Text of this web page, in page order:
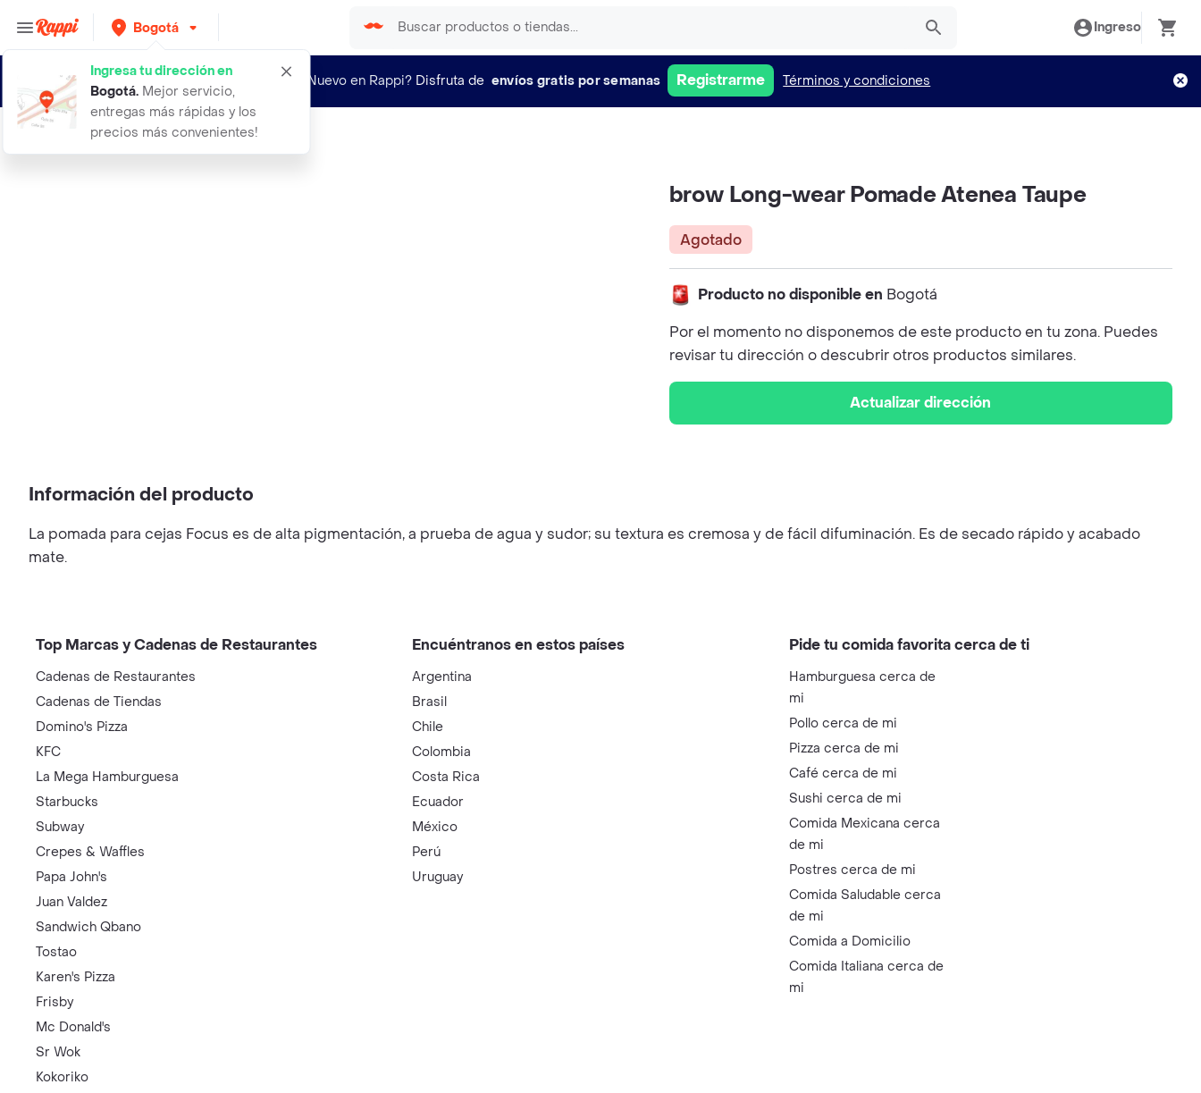
Bogotá
Ingresa tu dirección en
Bogotá. Mejor servicio,
entregas más rápidas y los
precios más convenientes!
Ingreso
¿Nuevo en Rappi? Disfruta de envíos gratis por semanas Registrarme Términos y condiciones
brow long wear pomade atenea taupe
brow Long-wear Pomade Atenea Taupe
Agotado
Producto no disponible en Bogotá
Por el momento no disponemos de este producto en tu zona. Puedes
revisar tu dirección o descubrir otros productos similares.
Actualizar dirección
Información del producto
La pomada para cejas Focus es de alta pigmentación, a prueba de agua y sudor; su textura es cremosa y de fácil difuminación. Es de secado rápido y acabado
mate.
Top Marcas y Cadenas de Restaurantes
Cadenas de Restaurantes
Cadenas de Tiendas
Domino's Pizza
KFC
La Mega Hamburguesa
Starbucks
Subway
Crepes & Waffles
Papa John's
Juan Valdez
Sandwich Qbano
Tostao
Karen's Pizza
Frisby
Mc Donald's
Sr Wok
Kokoriko
Encuéntranos en estos países
Argentina
Brasil
Chile
Colombia
Costa Rica
Ecuador
México
Perú
Uruguay
Pide tu comida favorita cerca de ti
Hamburguesa cerca de
mi
Pollo cerca de mi
Pizza cerca de mi
Café cerca de mi
Sushi cerca de mi
Comida Mexicana cerca
de mi
Postres cerca de mi
Comida Saludable cerca
de mi
Comida a Domicilio
Comida Italiana cerca de
mi